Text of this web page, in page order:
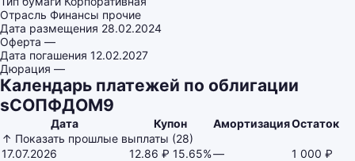
Отрасль Финансы прочие
Дата размещения 28.02.2024
Оферта —
Дата погашения 12.02.2027
Дюрация —
Календарь платежей по облигации
sСОПФДОМ9
Дата Купон АмортизацияОстаток
↑ Показать прошлые выплаты (28)
17.07.2026
12.86 ₽ 15.65%—
1 000 ₽